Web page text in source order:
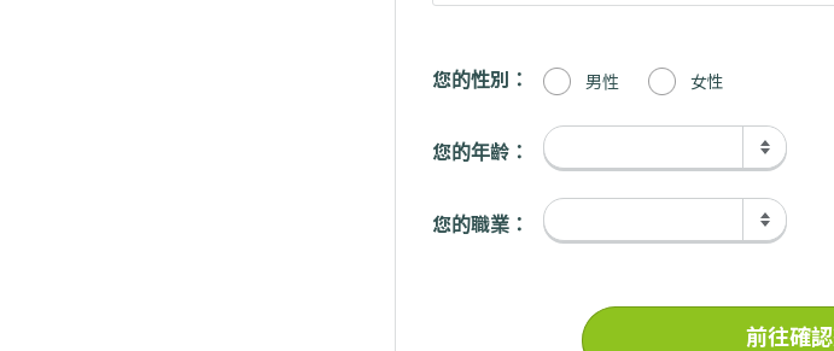
您的性別： 男性 女性
您的年齡：
您的職業：
前往確